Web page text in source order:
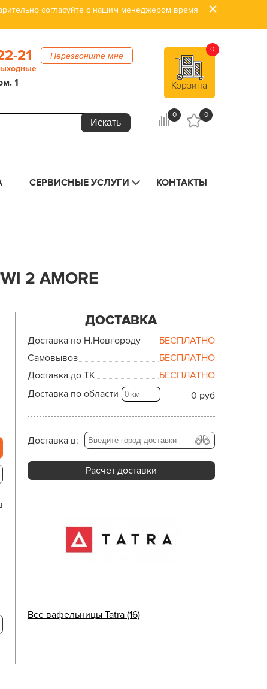
согласуйте с нашим менеджером время
21 Перезвоните мне
1
Корзина
0
0 0
СЕРВИСНЫЕ УСЛУГИ КОНТАКТЫ
2 AMORE
ДОСТАВКА
Доставка по Н.Новгороду
БЕСПЛАТНО
Самовывоз
БЕСПЛАТНО
Доставка до ТК
БЕСПЛАТНО
Доставка по области
0 руб
Доставка в:
Расчет доставки
Все вафельницы Tatra (16)